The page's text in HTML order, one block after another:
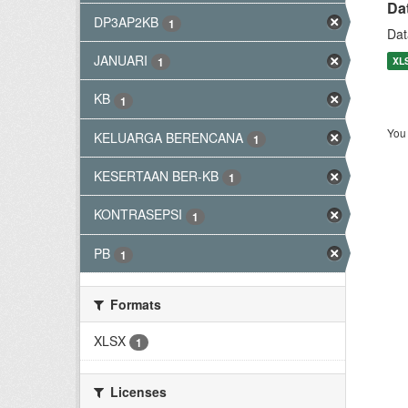
DP3AP2KB 1
JANUARI 1
KB 1
KELUARGA BERENCANA 1
KESERTAAN BER-KB 1
KONTRASEPSI 1
PB 1
Formats
XLSX
1
Licenses